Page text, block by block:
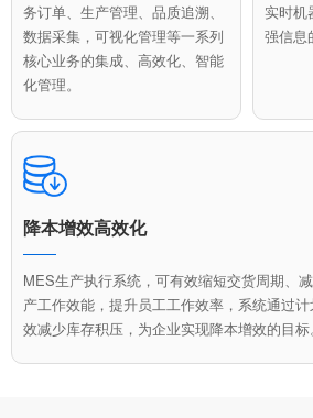
务订单、生产管理、品质追溯、
数据采集，可视化管理等一系列
核心业务的集成、高效化、智能
化管理。
实时机
强信息
降本增效高效化
MES生产执行系统，可有效缩短交货周期、
产工作效能，提升员工工作效率，系统通过
效减少库存积压，为企业实现降本增效的目标。